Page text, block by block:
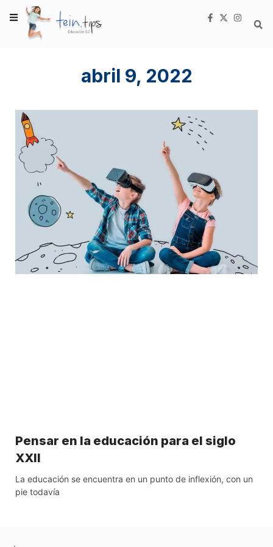
abril 9, 2022
Pensar en la educación para el siglo
XXII
La educación se encuentra en un punto de inflexión, con un
pie todavía